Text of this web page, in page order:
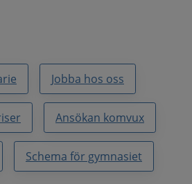
Jobba hos oss
Ansökan komvux
Schema för gymnasiet